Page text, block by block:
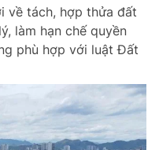
về tách, hợp thửa đất
làm hạn chế quyền
phù hợp với luật Đất